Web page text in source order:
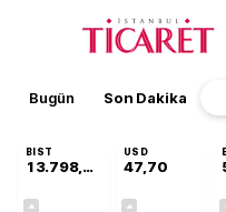
Bugün Son Dakika
BIST
13.798,82
USD
47,70